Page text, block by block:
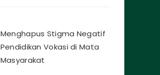
Menghapus Stigma Negatif
Pendidikan Vokasi di Mata
Masyarakat